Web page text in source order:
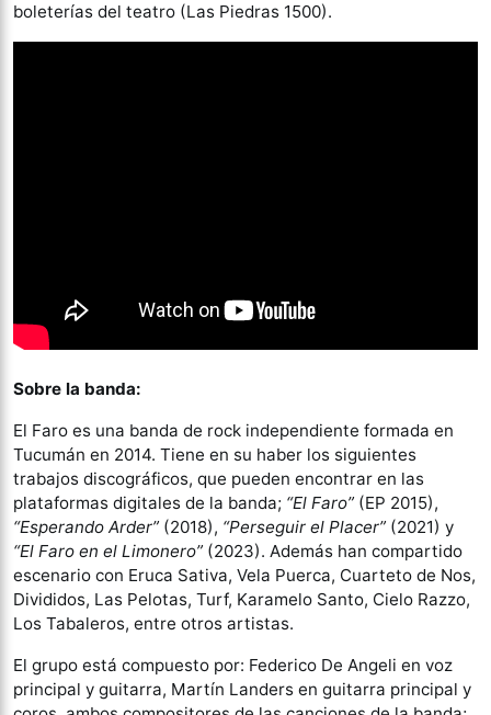
boleterías del teatro (Las Piedras 1500).
Sobre la banda:
El Faro es una banda de rock independiente formada en
Tucumán en 2014. Tiene en su haber los siguientes
trabajos discográficos, que pueden encontrar en las
plataformas digitales de la banda; “El Faro” (EP 2015),
“Esperando Arder” (2018), “Perseguir el Placer” (2021) y
“El Faro en el Limonero” (2023). Además han compartido
escenario con Eruca Sativa, Vela Puerca, Cuarteto de Nos,
Divididos, Las Pelotas, Turf, Karamelo Santo, Cielo Razzo,
Los Tabaleros, entre otros artistas.
El grupo está compuesto por: Federico De Angeli en voz
principal y guitarra, Martín Landers en guitarra principal y